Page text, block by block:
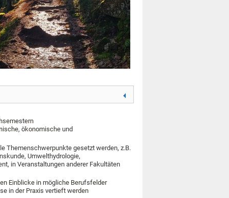
ökonomische und
Themenschwerpunkte gesetzt werden, z.B.
Umwelthydrologie,
in Veranstaltungen anderer Fakultäten
Einblicke in mögliche Berufsfelder
in der Praxis vertieft werden